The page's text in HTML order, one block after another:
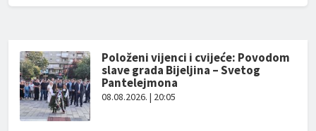
Položeni vijenci i cvijeće: Povodom
slave grada Bijeljina – Svetog
Pantelejmona
08.08.2026. | 20:05